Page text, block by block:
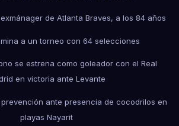
de Atlanta Braves, a los 84 años
a un torneo con 64 selecciones
se estrena como goleador con el Real
en victoria ante Levante
ante presencia de cocodrilos en
playas Nayarit